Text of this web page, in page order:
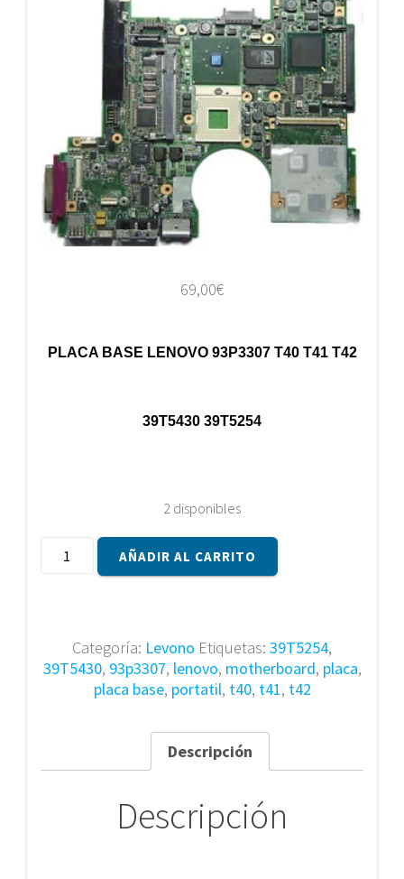
69,00€
PLACA BASE LENOVO 93P3307 T40 T41 T42
39T5430 39T5254
2 disponibles
Placa
base
T42
39T5430
AÑADIR AL CARRITO
Categoría: Levono Etiquetas: 39T5254,
39T5430, 93p3307, lenovo, motherboard, placa,
placa base, portatil, t40, t41, t42
Descripción
Descripción